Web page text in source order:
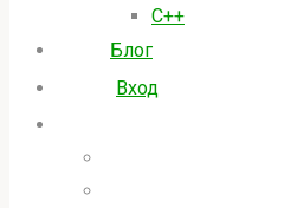
C++
Блог
Вход